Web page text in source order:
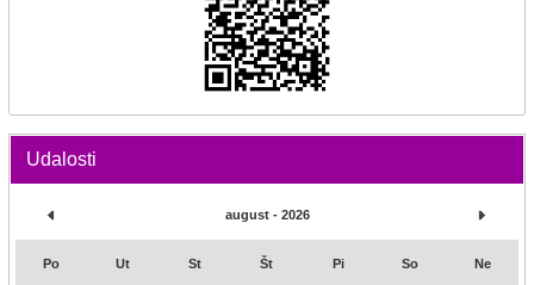
Udalosti
august - 2026
Po Ut St Št Pi So Ne